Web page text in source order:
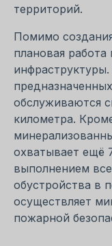
территорий.
Помимо
плановая
обслуживаются
километра.
охватывает ещё
выполнением
обустройства в
осуществляет
пожарной